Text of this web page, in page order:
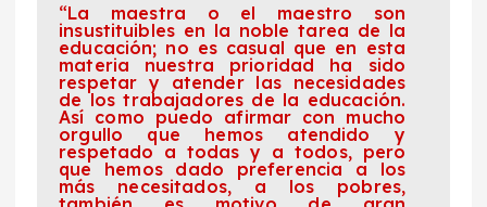
“La maestra o el maestro son
insustituibles en la noble tarea de la
educación; no es casual que en esta
materia nuestra prioridad ha sido
respetar y atender las necesidades
de los trabajadores de la educación.
Así como puedo afirmar con mucho
orgullo que hemos atendido y
respetado a todas y a todos, pero
que hemos dado preferencia a los
más necesitados, a los pobres,